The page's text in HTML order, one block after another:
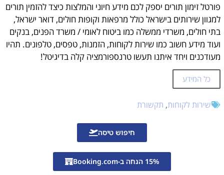
יתרונות אינטרנט רימון
חסרונות אינטרנט רימון
סיכום
זימון תורים
פורטל זימון תורים יספק לכם מידע חיוני והמלצות כיצד להזמין תורים
למגוון שירותים בישראל כולל מרפאות וקופות חולים, דואר ישראל,
בתי חולים, משרדי ממשלה כמו ביטוח לאומי / משרד הפנים, בנקים
ועוד מידע חשוב כמו שירות לקוחות, הזמנות, טפסים, טלפונים. תהיו
מעודכנים ויחד איתנו תעשו טרנספורמציה קלה בדיגיטל!
כל המידע
שירות לקוחות, תקשורת
חיפוש טיסה
15% הנחה ב-Booking.com